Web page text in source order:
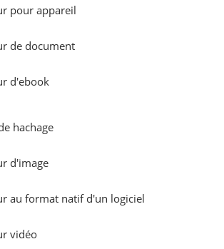
pour appareil
de document
d'ebook
hachage
d'image
au format natif d'un logiciel
vidéo